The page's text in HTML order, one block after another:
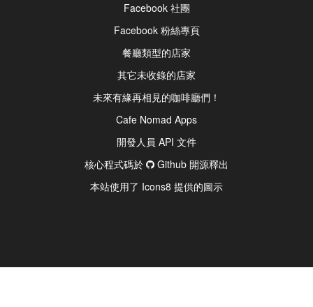
Facebook 社團
Facebook 粉絲專頁
餐廳類型的店家
其它未收錄的店家
未來有緣再相見的咖啡廳們！
Cafe Nomad Apps
開發人員 API 文件
核心程式碼於
Github 開源釋出
本站使用了 Icons8 提供的圖示